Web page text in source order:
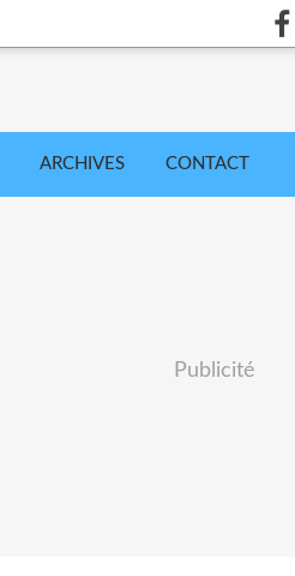
ARCHIVES CONTACT
Publicité